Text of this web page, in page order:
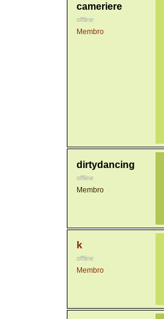
cameriere
offline
Membro
dirtydancing
offline
Membro
k
offline
Membro